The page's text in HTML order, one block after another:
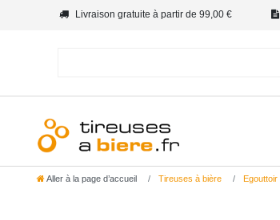
Livraison gratuite à partir de 99,00 €
Aller à la page d’accueil Tireuses à bière Egouttoir